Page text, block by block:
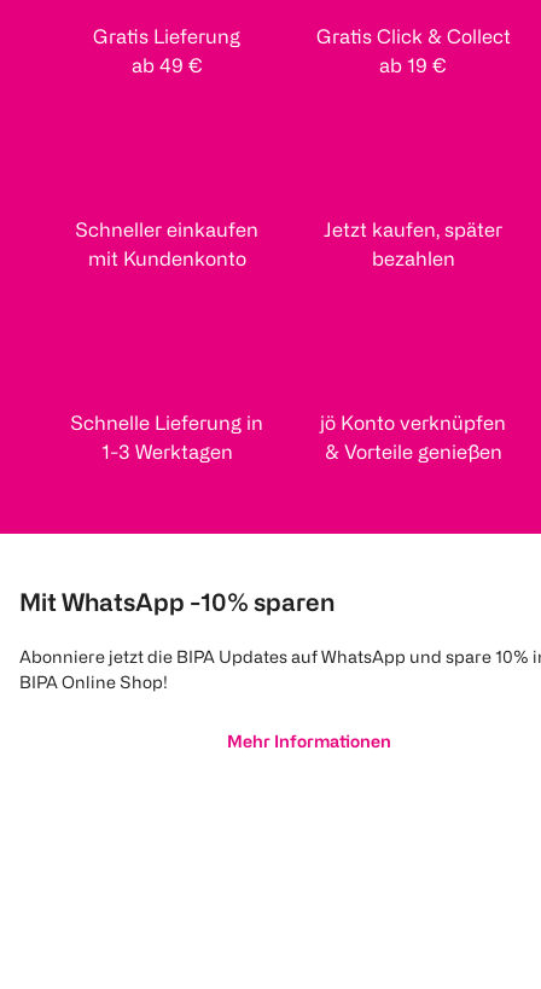
Gratis Lieferung
ab 49 €
Gratis Click & Collect
ab 19 €
Schneller einkaufen
mit Kundenkonto
Jetzt kaufen, später
bezahlen
Schnelle Lieferung in
1-3 Werktagen
jö Konto verknüpfen
& Vorteile genießen
Mit WhatsApp -10% sparen
Abonniere jetzt die BIPA Updates auf WhatsApp und spare 10%
BIPA Online Shop!
Mehr Informationen